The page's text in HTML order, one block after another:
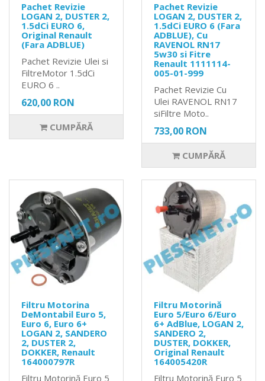
Pachet Revizie
LOGAN 2, DUSTER 2,
1.5dCi EURO 6,
Original Renault
(Fara ADBLUE)
Pachet Revizie Ulei si
FiltreMotor 1.5dCi
EURO 6 ..
620,00 RON
CUMPĂRĂ
Pachet Revizie
LOGAN 2, DUSTER 2,
1.5dCi EURO 6 (Fara
ADBLUE), Cu
RAVENOL RN17
5w30 si Fitre
Renault 1111114-
005-01-999
Pachet Revizie Cu
Ulei RAVENOL RN17
siFiltre Moto..
733,00 RON
CUMPĂRĂ
Filtru Motorina
DeMontabil Euro 5,
Euro 6, Euro 6+
LOGAN 2, SANDERO
2, DUSTER 2,
DOKKER, Renault
164000797R
Filtru Motorină Euro 5
Filtru Motorină
Euro 5/Euro 6/Euro
6+ AdBlue, LOGAN 2,
SANDERO 2,
DUSTER, DOKKER,
Original Renault
164005420R
Filtru Motorină Euro 5